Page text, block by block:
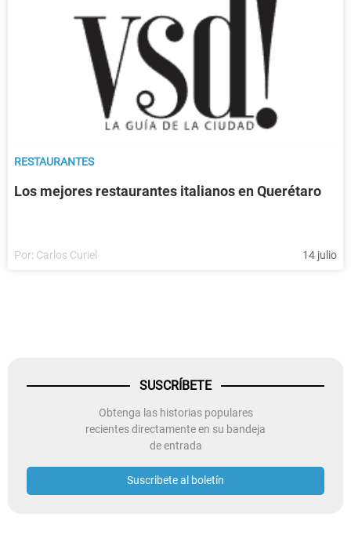
RESTAURANTES
Los mejores restaurantes italianos en Querétaro
Por: Carlos Curiel 14 julio
SUSCRÍBETE
Obtenga las historias populares
recientes directamente en su bandeja
de entrada
Suscribete al boletín